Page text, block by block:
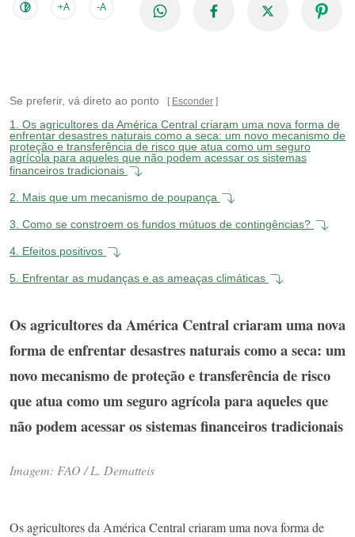
+A -A
Se preferir, vá direto ao ponto Esconder
1.
Os agricultores da América Central criaram uma nova forma de
enfrentar desastres naturais como a seca: um novo mecanismo de
proteção e transferência de risco que atua como um seguro
agrícola para aqueles que não podem acessar os sistemas
financeiros tradicionais
2. Mais que um mecanismo de poupança
3. Como se constroem os fundos mútuos de contingências?
4. Efeitos positivos
5. Enfrentar as mudanças e as ameaças climáticas
Os agricultores da América Central criaram uma nova
forma de enfrentar desastres naturais como a seca: um
novo mecanismo de proteção e transferência de risco
que atua como um seguro agrícola para aqueles que
não podem acessar os sistemas financeiros tradicionais
Imagem: FAO / L. Dematteis
Os agricultores da América Central criaram uma nova forma de